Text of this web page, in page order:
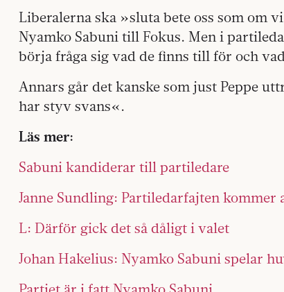
Liberalerna ska »sluta bete oss som om
Nyamko Sabuni till Fokus. Men i
börja fråga sig vad de finns till för och
Annars går det kanske som just Peppe
har styv svans«.
Läs mer:
Sabuni kandiderar till partiledare
Janne Sundling: Partiledarfajten kommer
L: Därför gick det så dåligt i valet
Johan Hakelius: Nyamko Sabuni spelar